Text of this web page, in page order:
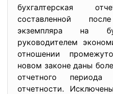
бухгалтерская
составленной
экземпляра на
руководителем
отношении
новом законе даны
отчетного периода
отчетности.